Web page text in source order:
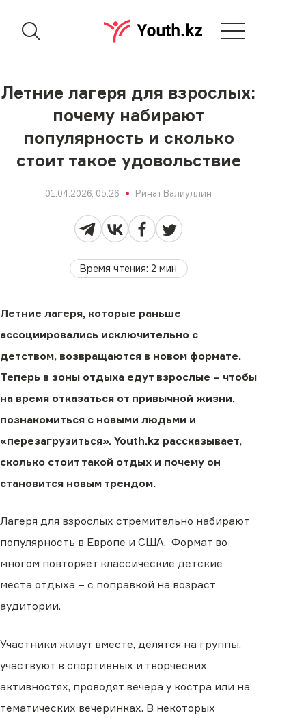
Летние лагеря для взрослых:
почему набирают
популярность и сколько
стоит такое удовольствие
01.04.2026, 05:26 Ринат Валиуллин
Время чтения:2 мин
Летние лагеря, которые раньше
ассоциировались исключительно с
детством, возвращаются в новом формате.
Теперь в зоны отдыха едут взрослые – чтобы
на время отказаться от привычной жизни,
познакомиться с новыми людьми и
«перезагрузиться». Youth.kz рассказывает,
сколько стоит такой отдых и почему он
становится новым трендом.
Лагеря для взрослых стремительно набирают
популярность в Европе и США. Формат во
многом повторяет классические детские
места отдыха – с поправкой на возраст
аудитории.
Участники живут вместе, делятся на группы,
участвуют в спортивных и творческих
активностях, проводят вечера у костра или на
тематических вечеринках. В некоторых